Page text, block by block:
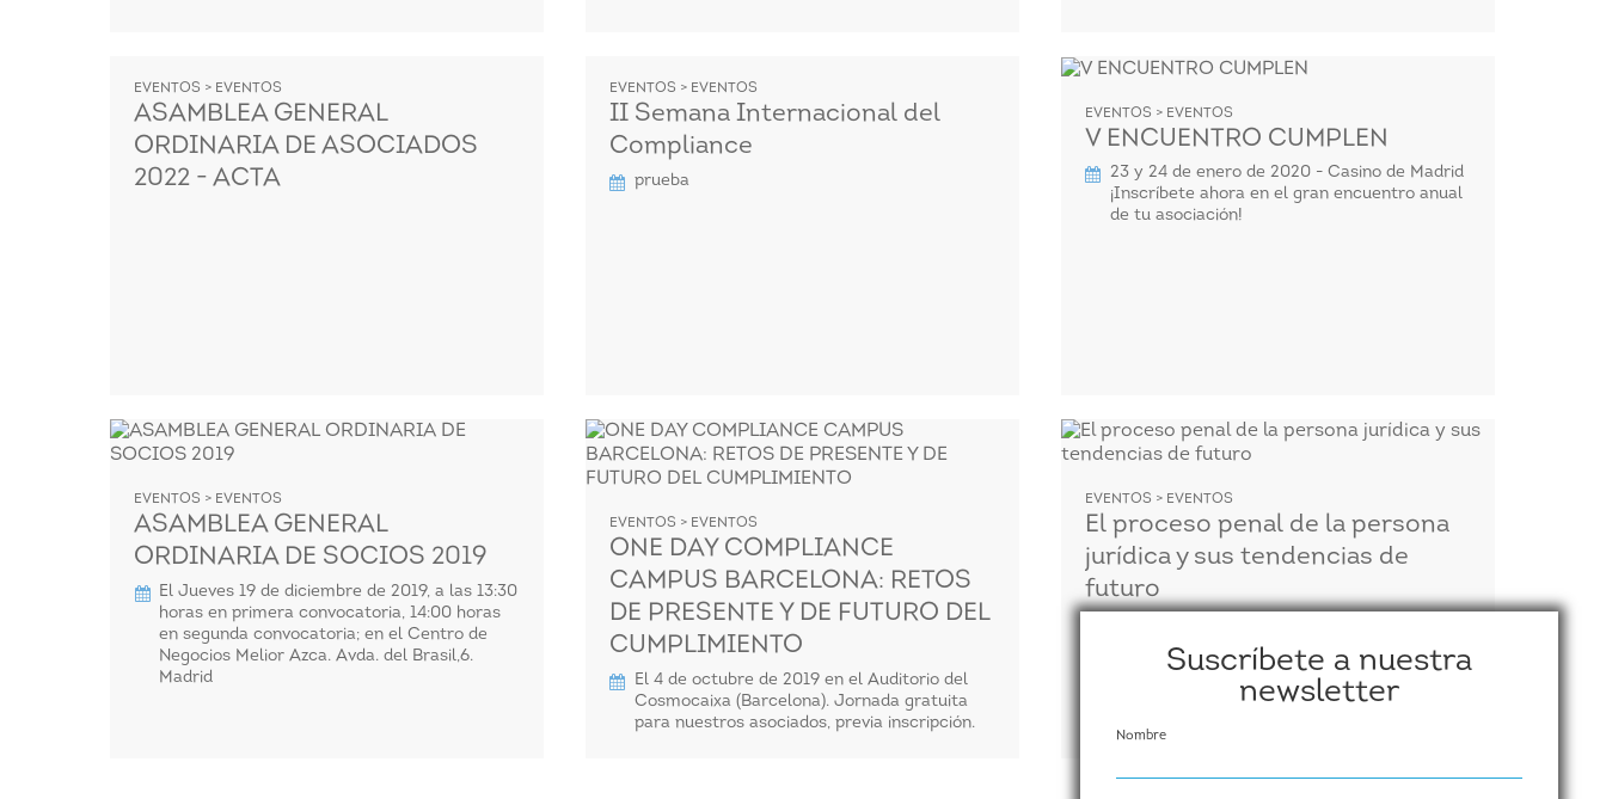
EVENTOS > EVENTOS
ASAMBLEA GENERAL
ORDINARIA DE ASOCIADOS
2022 - ACTA
EVENTOS > EVENTOS
II Semana Internacional del
Compliance
prueba
EVENTOS > EVENTOS
V ENCUENTRO CUMPLEN
23 y 24 de enero de 2020 - Casino de Madrid
¡Inscríbete ahora en el gran encuentro anual
de tu asociación!
EVENTOS > EVENTOS
ASAMBLEA GENERAL
ORDINARIA DE SOCIOS 2019
El Jueves 19 de diciembre de 2019, a las 13:30
horas en primera convocatoria, 14:00 horas
en segunda convocatoria; en el Centro de
Negocios Melior Azca. Avda. del Brasil,6.
Madrid
EVENTOS > EVENTOS
ONE DAY COMPLIANCE
CAMPUS BARCELONA: RETOS
DE PRESENTE Y DE FUTURO DEL
CUMPLIMIENTO
El 4 de octubre de 2019 en el Auditorio del
Cosmocaixa (Barcelona). Jornada gratuita
para nuestros asociados, previa inscripción.
EVENTOS > EVENTOS
El proceso penal de la persona
jurídica y sus tendencias de
futuro
Mallorca, 283) Acceso gratuito, previa
inscripciónSuscríbete a nuestra
newsletter
Nombre